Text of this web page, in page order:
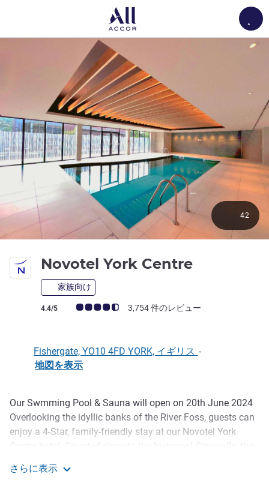
Novotel York Centre
家族向け
お客さまの声 (確認済みレビュー アコーホテルズ)
4.4/5 3,754 件のレビュー
42
Fishergate, YO10 4FD YORK, イギリス -
地図を表示
説明
Our Swmming Pool & Sauna will open on 20th June 2024
Overlooking the idyllic banks of the River Foss, guests can
enjoy a 4-Star, family-friendly stay at our Novotel York
hotel is perfectly located for exploring countless cultural
offerings. The hotel features a Gourmet Bar, serving a
さらに表示